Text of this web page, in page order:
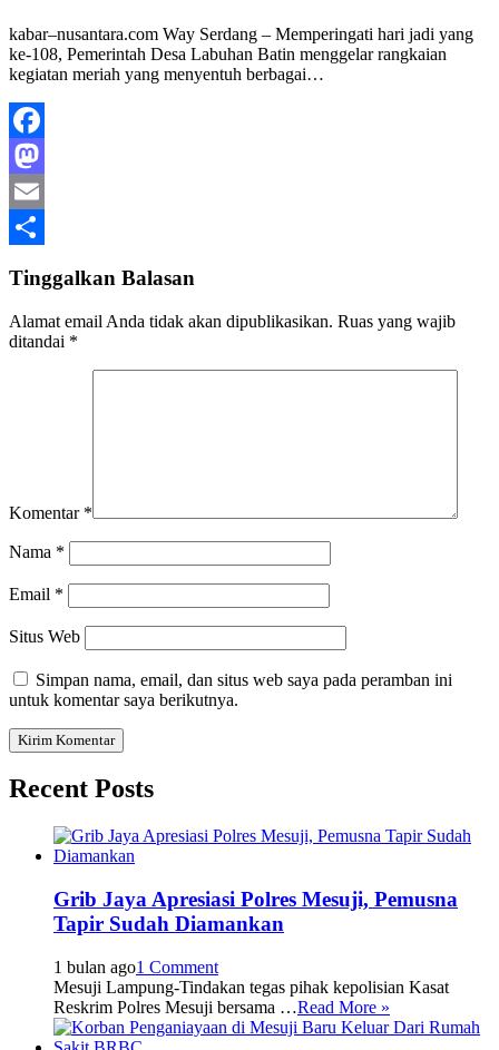
​kabar–nusantara.com Way Serdang – Memperingati hari jadi yang
ke-108, Pemerintah Desa Labuhan Batin menggelar rangkaian
kegiatan meriah yang menyentuh berbagai…
Facebook
Mastodon
Email
Tinggalkan Balasan
Alamat email Anda tidak akan dipublikasikan. Ruas yang wajib
ditandai *
Komentar *
Nama *
Email *
Situs Web
Simpan nama, email, dan situs web saya pada peramban ini
untuk komentar saya berikutnya.
Recent Posts
Grib Jaya Apresiasi Polres Mesuji, Pemusna
Tapir Sudah Diamankan
1 bulan ago1 Comment
Mesuji Lampung-Tindakan tegas pihak kepolisian Kasat
Reskrim Polres Mesuji bersama …Read More »